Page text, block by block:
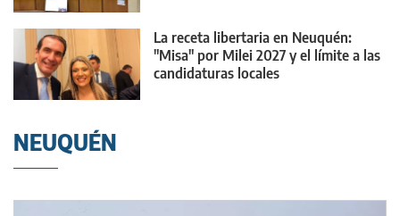
La receta libertaria en Neuquén:
"Misa" por Milei 2027 y el límite a las
candidaturas locales
NEUQUÉN